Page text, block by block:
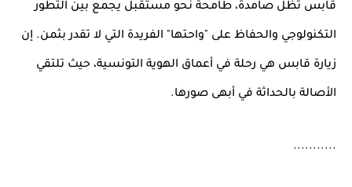
قابس تظل صامدة، طامحة نحو مستقبل يجمع بين التطور
التكنولوجي والحفاظ على "واحتها" الفريدة التي لا تقدر بثمن. إن
زيارة قابس هي رحلة في أعماق الهوية التونسية، حيث تلتقي
الأصالة بالحداثة في أبهى صورها.
...........